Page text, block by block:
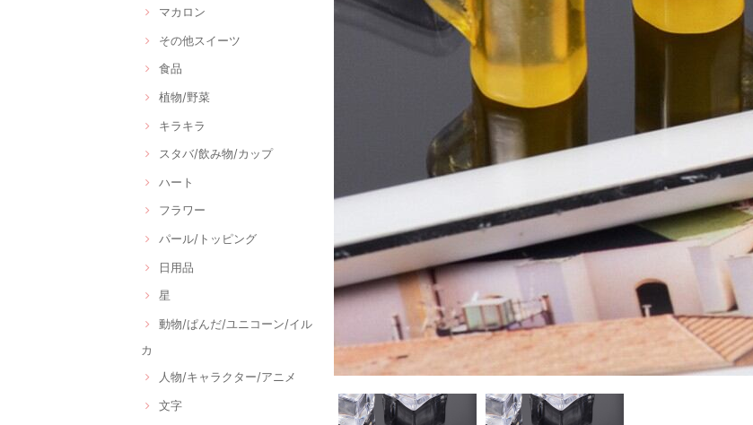
マカロン
その他スイーツ
食品
植物/野菜
キラキラ
スタバ/飲み物/カップ
ハート
フラワー
パール/トッピング
日用品
星
動物/ぱんだ/ユニコーン/イル
カ
人物/キャラクター/アニメ
文字